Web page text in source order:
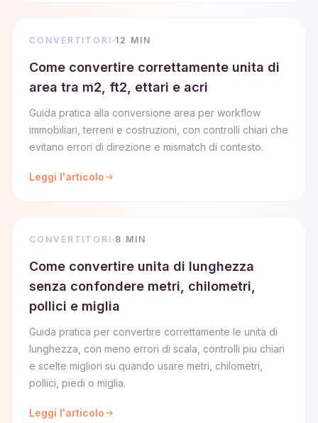
CONVERTITORI 12 MIN
Come convertire correttamente unita di
area tra m2, ft2, ettari e acri
Guida pratica alla conversione area per workflow
immobiliari, terreni e costruzioni, con controlli chiari che
evitano errori di direzione e mismatch di contesto.
Leggi l'articolo
CONVERTITORI 8 MIN
Come convertire unita di lunghezza
senza confondere metri, chilometri,
pollici e miglia
Guida pratica per convertire correttamente le unita di
lunghezza, con meno errori di scala, controlli piu chiari
e scelte migliori su quando usare metri, chilometri,
pollici, piedi o miglia.
Leggi l'articolo